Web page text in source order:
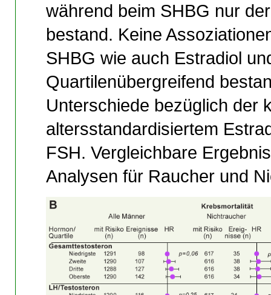
während beim SHBG nur
bestand. Keine
SHBG wie auch Estradiol
Quartilenübergreifend
Unterschiede bezüglich der
altersstandardisiertem
FSH. Vergleichbare
Analysen für Raucher und